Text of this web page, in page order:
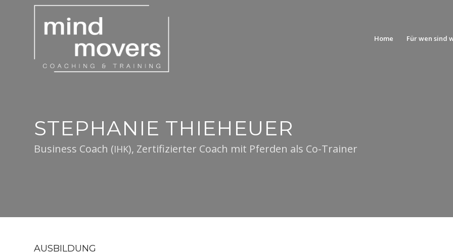
Home Für wen sind
STEPHANIE THIEHEUER
Busi­ness Coach (IHK), Zer­ti­fiziert­er Coach mit Pfer­den als Co-Trainer
AUSBILDUNG